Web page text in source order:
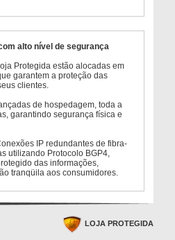
alto nível de segurança
Protegida estão alocadas em
garantem a proteção das
clientes.
de hospedagem, toda a
garantindo segurança física e
IP redundantes de fibra-
utilizando Protocolo BGP4,
das informações,
tranqüila aos consumidores.
LOJA PROTEGIDA